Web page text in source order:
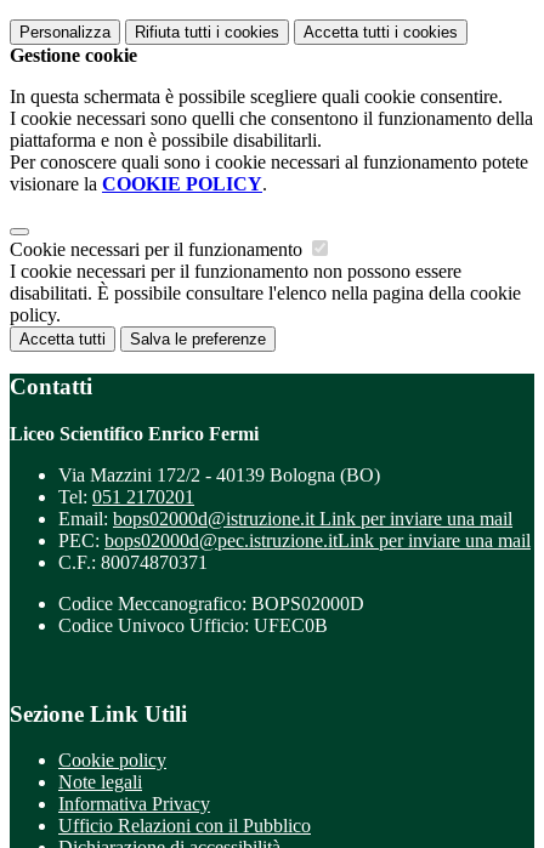
Personalizza Rifiuta tutti i cookies Accetta tutti i cookies
Gestione cookie
In questa schermata è possibile scegliere quali cookie consentire.
I cookie necessari sono quelli che consentono il funzionamento della
piattaforma e non è possibile disabilitarli.
Per conoscere quali sono i cookie necessari al funzionamento potete
visionare la COOKIE POLICY.
Cookie necessari per il funzionamento
I cookie necessari per il funzionamento non possono essere
disabilitati. È possibile consultare l'elenco nella pagina della cookie
policy.
Accetta tutti Salva le preferenze
Contatti
Liceo Scientifico Enrico Fermi
Via Mazzini 172/2 - 40139 Bologna (BO)
Tel: 051 2170201
Email: bops02000d@istruzione.it Link per inviare una mail
PEC: bops02000d@pec.istruzione.itLink per inviare una mail
C.F.: 80074870371
Codice Meccanografico: BOPS02000D
Codice Univoco Ufficio: UFEC0B
Sezione Link Utili
Cookie policy
Note legali
Informativa Privacy
Ufficio Relazioni con il Pubblico